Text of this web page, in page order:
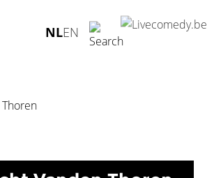
NLEN
Robrecht Vanden Thoren
CC Asse, Asse -